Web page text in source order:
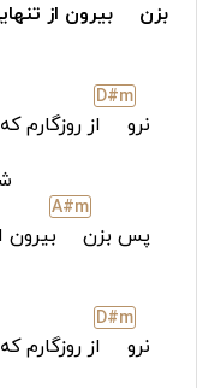
بزن بیرون از
نرو
D#m
از روزگارم
پس بزن
A#m
بیرون
نرو
D#m
از روزگارم